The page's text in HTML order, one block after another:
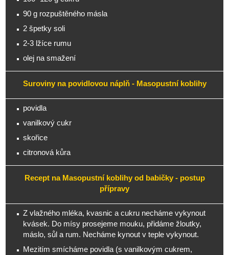
90 g rozpuštěného másla
2 špetky soli
2-3 lžíce rumu
olej na smažení
Suroviny na povidlovou náplň - Masopustní koblihy
povidla
vanilkový cukr
skořice
citronová kůra
Recept na Masopustní koblihy od babičky - postup
přípravy
Z vlažného mléka, kvasnic a cukru necháme vykynout
kvásek. Do mísy prosejeme mouku, přidáme žloutky,
máslo, sůl a rum. Necháme kynout v teple vykynout.
Mezitím smícháme povidla (s vanilkovým cukrem,